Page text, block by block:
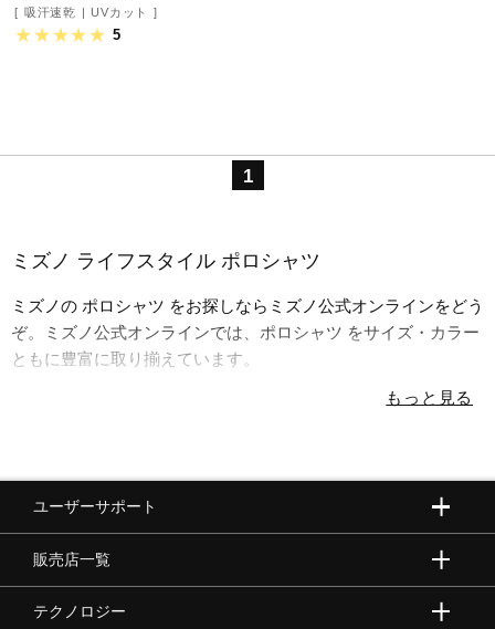
ウィンタースポーツ
ウォーキングシューズ
ライフスタイルグッズ
インナー
サポーター
吸汗速乾 UVカット
5
1
ミズノ ライフスタイル ポロシャツ
ミズノの ポロシャツ をお探しならミズノ公式オンラインをどう
ぞ。ミズノ公式オンラインでは、ポロシャツ をサイズ・カラー
ともに豊富に取り揃えています。
ユーザーサポート
販売店一覧
テクノロジー